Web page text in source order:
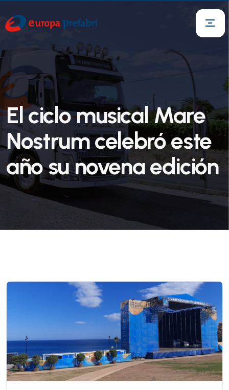
El ciclo musical Mare
Nostrum celebró este
año su novena edición